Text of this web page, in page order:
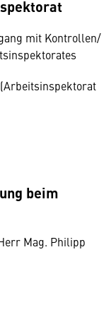
mit Kontrollen/
beim
Mag. Philipp